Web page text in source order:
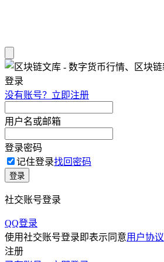
登录
没有账号？立即注册
用户名或邮箱
登录密码
记住登录找回密码
登录
社交账号登录
QQ登录
使用社交账号登录即表示同意用户协议
注册